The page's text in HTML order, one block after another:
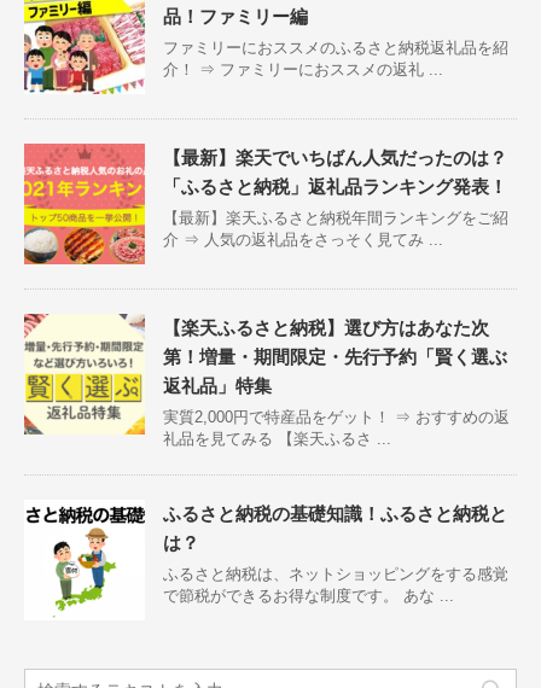
品！ファミリー編
ファミリーにおススメのふるさと納税返礼品を紹
介！ ⇒ ファミリーにおススメの返礼 ...
【最新】楽天でいちばん人気だったのは？
「ふるさと納税」返礼品ランキング発表！
【最新】楽天ふるさと納税年間ランキングをご紹
介 ⇒ 人気の返礼品をさっそく見てみ ...
【楽天ふるさと納税】選び方はあなた次
第！増量・期間限定・先行予約「賢く選ぶ
返礼品」特集
実質2,000円で特産品をゲット！ ⇒ おすすめの返
礼品を見てみる 【楽天ふるさ ...
ふるさと納税の基礎知識！ふるさと納税と
は？
ふるさと納税は、ネットショッピングをする感覚
で節税ができるお得な制度です。 あな ...